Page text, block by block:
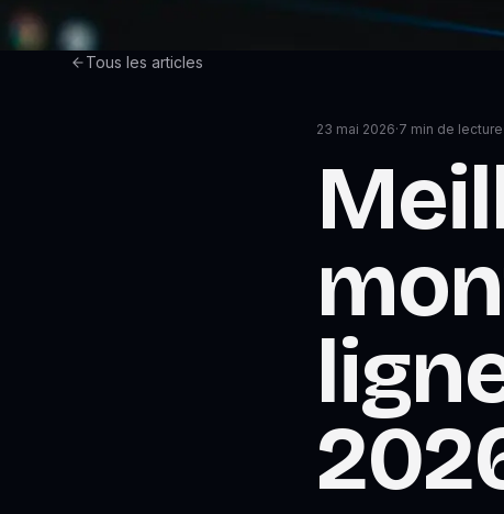
Tous les articles
23 mai 2026·7 min de lecture